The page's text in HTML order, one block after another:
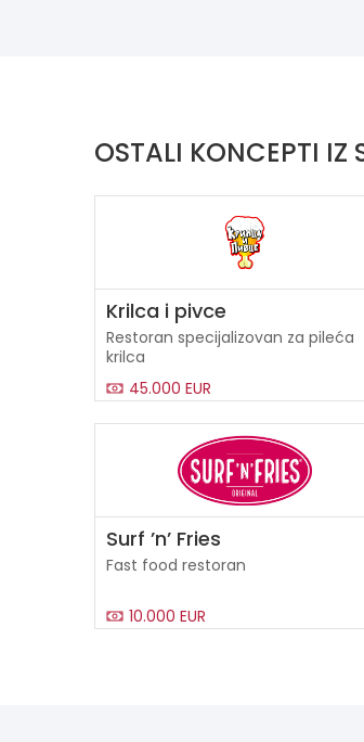
OSTALI KONCEPTI IZ
Krilca i pivce
Restoran specijalizovan za pileća
krilca
45.000 EUR
Surf ’n’ Fries
Fast food restoran
10.000 EUR